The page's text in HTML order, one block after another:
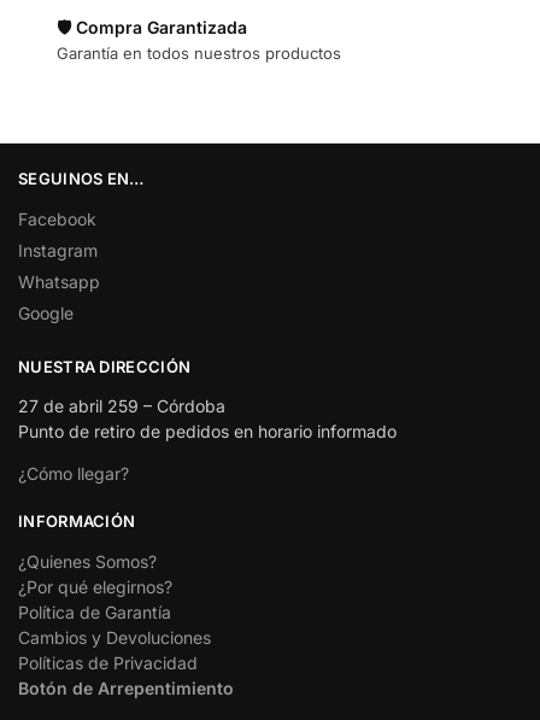
🛡️ Compra Garantizada
Garantía en todos nuestros productos
SEGUINOS EN…
Facebook
Instagram
Whatsapp
Google
NUESTRA DIRECCIÓN
27 de abril 259 – Córdoba
Punto de retiro de pedidos en horario informado
¿Cómo llegar?
INFORMACIÓN
¿Quienes Somos?
¿Por qué elegirnos?
Política de Garantía
Cambios y Devoluciones
Políticas de Privacidad
Botón de Arrepentimiento